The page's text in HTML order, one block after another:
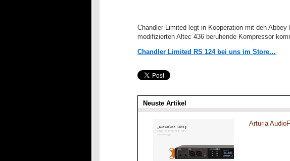
Chandler Limited legt in Kooperation mit den Abbey
modifizierten Altec 436 beruhende Kompressor
Chandler Limited RS 124 bei uns im Store…
Neuste Artikel
Arturia